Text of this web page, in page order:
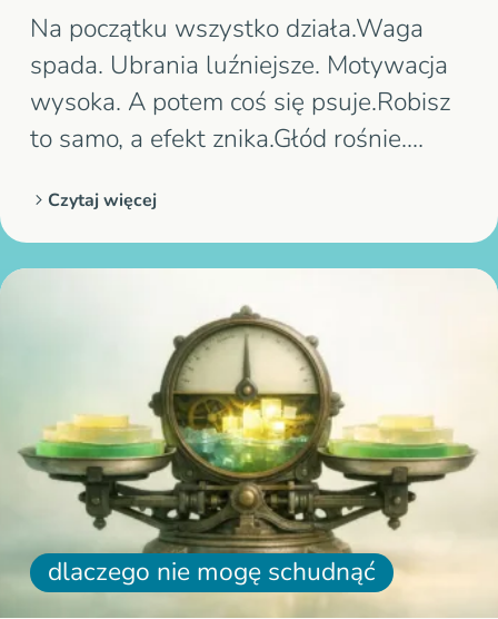
Na początku wszystko działa.Waga
spada. Ubrania luźniejsze. Motywacja
wysoka. A potem coś się psuje.Robisz
to samo, a efekt znika.Głód rośnie.
przypadek.I to nie znak, że „coś z Tobą
nie tak”.Możesz mieć wrażenie „robię
Czytaj więcej
dlaczego nie mogę schudnąć